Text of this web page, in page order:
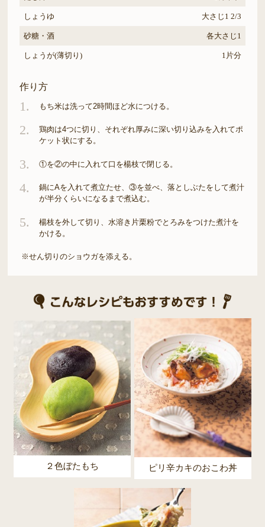
しょうゆ 大さじ1 2/3
砂糖・酒 各大さじ1
しょうが(薄切り) 1片分
作り方
1. もち米は洗って2時間ほど水につける。
2.
鶏肉は4つに切り、それぞれ厚みに深い切り込みを入れてポ
ケット状にする。
3. ①を②の中に入れて口を楊枝で閉じる。
4.
鍋にAを入れて煮立たせ、③を並べ、落としぶたをして煮汁
が半分くらいになるまで煮込む。
5.
楊枝を外して切り、水溶き片栗粉でとろみをつけた煮汁を
かける。
※せん切りのショウガを添える。
２色ぼたもち ピリ辛カキのおこわ丼